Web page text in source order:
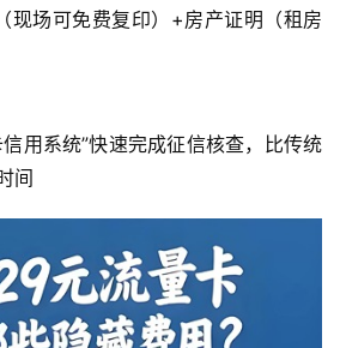
现场可免费复印）+房产证明（租房
用系统”快速完成征信核查，比传统
间